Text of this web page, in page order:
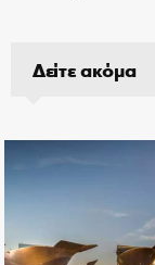
Δείτε ακόμα